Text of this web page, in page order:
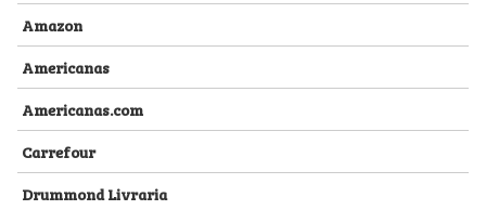
Amazon
Americanas
Americanas.com
Carrefour
Drummond Livraria